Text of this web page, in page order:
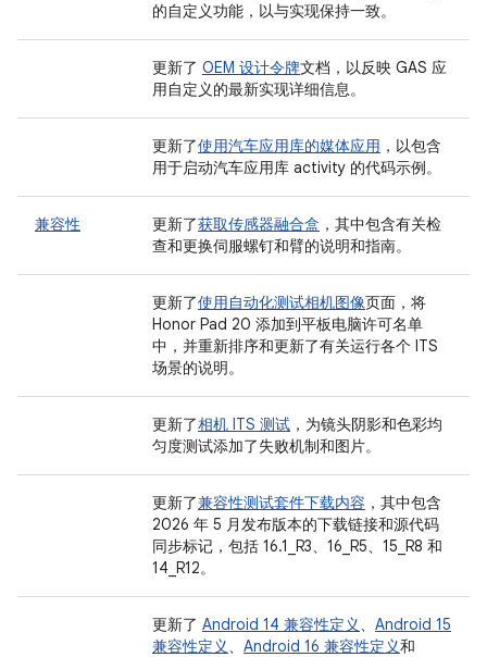
的自定义功能，以与实现保持一致。
更新了 OEM 设计令牌文档，以反映 GAS 应
用自定义的最新实现详细信息。
更新了使用汽车应用库的媒体应用 ，以包含
用于启动汽车应用库 activity 的代码示例。
兼容性 更新了获取传感器融合盒 ，其中包含有关检
查和更换伺服螺钉和臂的说明和指南。
更新了使用自动化测试相机图像页面，将
Honor Pad 20 添加到平板电脑许可名单
中，并重新排序和更新了有关运行各个 ITS
场景的说明。
更新了相机 ITS 测试 ，为镜头阴影和色彩均
匀度测试添加了失败机制和图片。
更新了兼容性测试套件下载内容 ，其中包含
2026 年 5 月发布版本的下载链接和源代码
同步标记，包括 16.1_R3、16_R5、15_R8 和
14_R12。
更新了 Android 14 兼容性定义、 Android 15
兼容性定义、 Android 16 兼容性定义和